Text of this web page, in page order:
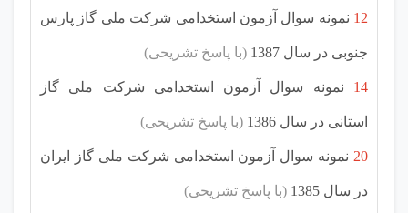
12 نمونه سوال آزمون استخدامی شرکت ملی گاز پارس
جنوبی در سال 1387 (با پاسخ تشریحی)
14 نمونه سوال آزمون استخدامی شرکت ملی گاز
استانی در سال 1386 (با پاسخ تشریحی)
20 نمونه سوال آزمون استخدامی شرکت ملی گاز ایران
در سال 1385 (با پاسخ تشریحی)